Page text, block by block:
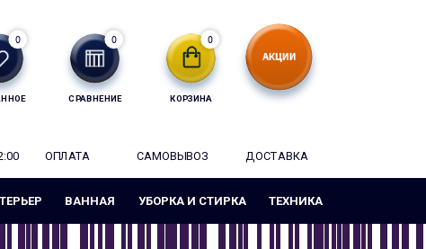
0
СРАВНЕНИЕ
0
КОРЗИНА
0
ОПЛАТА САМОВЫВОЗ ДОСТАВКА
ВАННАЯ УБОРКА И СТИРКА ТЕХНИКА